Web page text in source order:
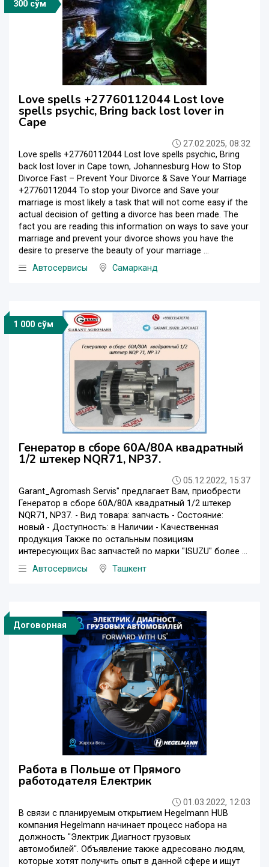
300 сўм
Love spells +27760112044 Lost love
spells psychic, Bring back lost lover in
Cape
27.02.2025, 08:32
Love spells +27760112044 Lost love spells psychic, Bring
back lost lover in Cape town, Johannesburg How to Stop
Divorce Fast – Prevent Your Divorce & Save Your Marriage
+27760112044 To stop your Divorce and Save your
marriage is most likely a task that will not come easy if the
actual decision of getting a divorce has been made. The
fact you are reading this information on ways to save your
marriage and prevent your divorce shows you have the
desire to preserve the beauty of your marriage ...
Автосервисы
Самарканд
1 000 сўм
Генератор в сборе 60A/80A квадратный
1/2 штекер NQR71, NP37.
05.12.2022, 15:37
Garant_Agromash Servis" предлагает Вам, приобреcти
Генератор в сборе 60A/80A квадратный 1/2 штекер
NQR71, NP37. - Вид товара: запчасть - Состояние:
новый - Доступность: в Наличии - Качественная
продукция Также по остальным позициям
интересующих Вас запчастей по марки "ISUZU" более ...
Автосервисы
Ташкент
Договорная
Работа в Польше от Прямого
работодателя Електрик
01.03.2022, 12:03
В связи с планируемым открытием Hegelmann HUB
компания Hegelmann начинает процесс набора на
должность "Электрик Диагност грузовых
автомобилей". Объявление также адресовано людям,
которые хотят получить опыт в данной сфере и ищут